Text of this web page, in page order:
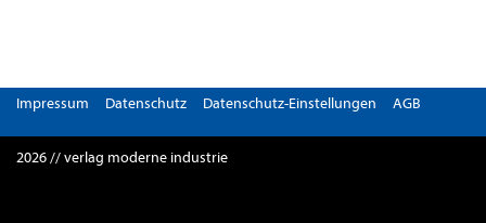
Impressum Datenschutz Datenschutz-Einstellungen AGB
2026 // verlag moderne industrie